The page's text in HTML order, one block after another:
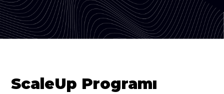
ScaleUp Programı